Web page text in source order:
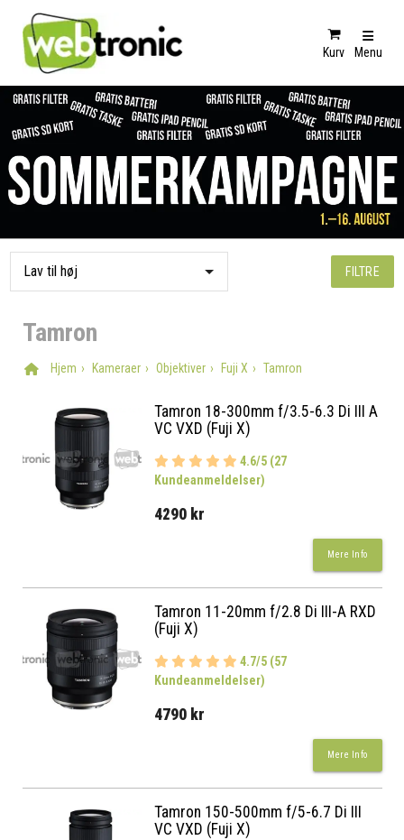
Kurv Menu
FILTRE
Tamron
Hjem Kameraer Objektiver Fuji X Tamron
Tamron 18-300mm f/3.5-6.3 Di III A
VC VXD (Fuji X)
4.6/5 (27
Kundeanmeldelser)
4290 kr
Mere Info
Tamron 11-20mm f/2.8 Di III-A RXD
(Fuji X)
4.7/5 (57
Kundeanmeldelser)
4790 kr
Mere Info
Tamron 150-500mm f/5-6.7 Di III
VC VXD (Fuji X)